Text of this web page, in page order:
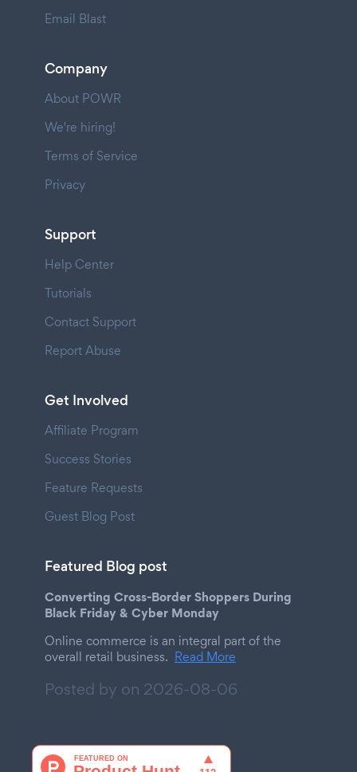
Email Blast
Company
About POWR
We're hiring!
Terms of Service
Privacy
Support
Help Center
Tutorials
Contact Support
Report Abuse
Get Involved
Affiliate Program
Success Stories
Feature Requests
Guest Blog Post
Featured Blog post
Converting Cross-Border Shoppers During
Black Friday & Cyber Monday
Online commerce is an integral part of the
overall retail business. Read More
Posted by on 2026-08-06